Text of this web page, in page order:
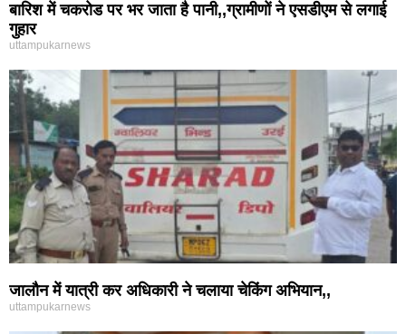
बारिश में चकरोड पर भर जाता है पानी,,ग्रामीणों ने एसडीएम से लगाई
गुहार
uttampukarnews
जालौन में यात्री कर अधिकारी ने चलाया चेकिंग अभियान,,
uttampukarnews